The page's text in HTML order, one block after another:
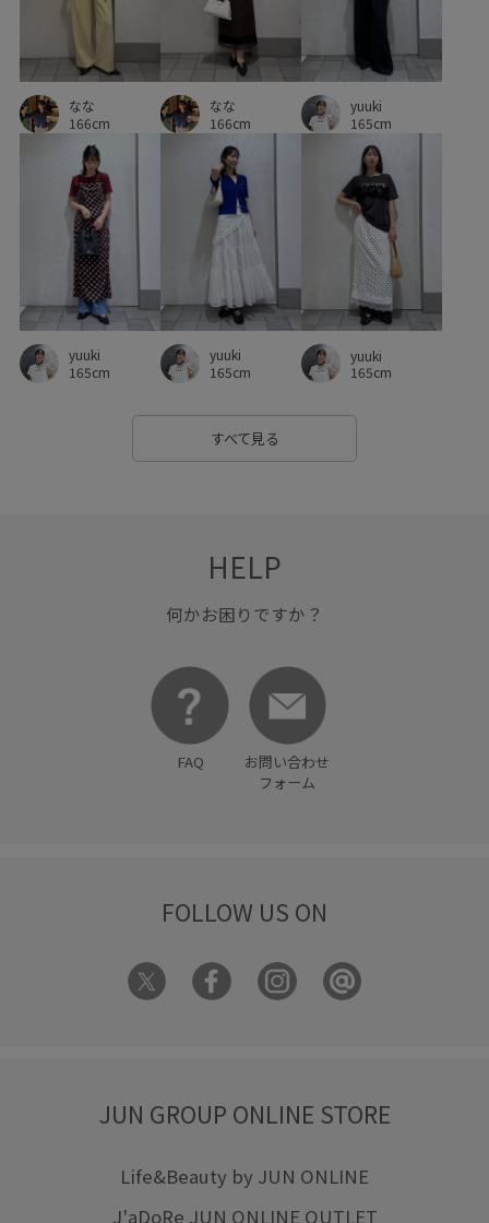
レディライク ローウエスト
ワンショルダー 下着 伸縮性
使い勝手がいい 光沢感 内ポケット
切り替え 大人っぽい
小さいポーチ 春夏 着やすい
立体感 薄手 足当たりが良い 長財布
限定カラー
なな
166cm
なな
166cm
yuuki
165cm
yuuki
165cm
yuuki
165cm
yuuki
165cm
すべて見る
HELP
何かお困りですか？
FAQ
お問い合わせ
フォーム
FOLLOW US ON
JUN GROUP ONLINE STORE
Life&Beauty by JUN ONLINE
J'aDoRe JUN ONLINE OUTLET